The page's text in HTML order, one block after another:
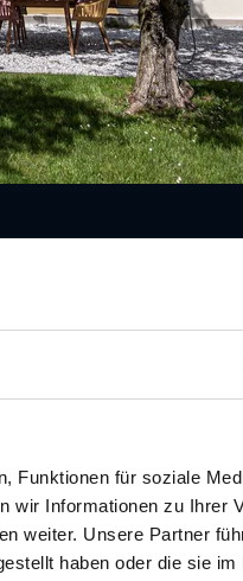
Funktionen für soziale
wir Informationen zu Ihrer
weiter. Unsere Partner
haben oder die sie